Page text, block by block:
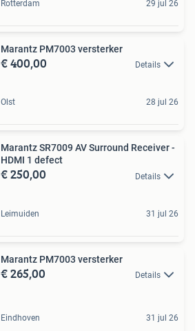
Rotterdam 29 jul 26
Marantz PM7003 versterker
€ 400,00 Details
Olst 28 jul 26
Marantz SR7009 AV Surround Receiver -
HDMI 1 defect
€ 250,00 Details
Leimuiden 31 jul 26
Marantz PM7003 versterker
€ 265,00 Details
Eindhoven 31 jul 26